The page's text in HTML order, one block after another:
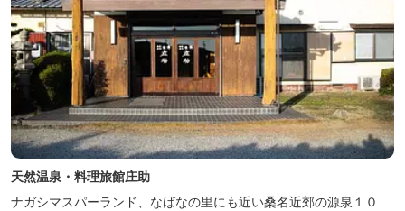
天然温泉・料理旅館庄助
ナガシマスパーランド、なばなの里にも近い桑名近郊の源泉１０